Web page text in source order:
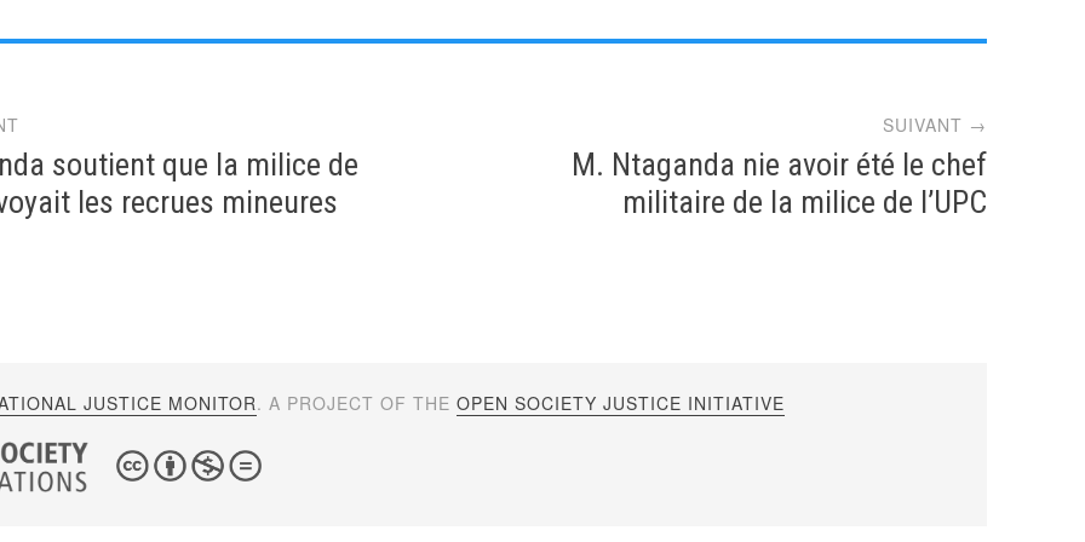
soutient que la milice de
les recrues mineures
SUIVANT →
M. Ntaganda nie avoir été le chef
militaire de la milice de l’UPC
JUSTICE MONITOR. A PROJECT OF THEOPEN SOCIETY JUSTICE INITIATIVE